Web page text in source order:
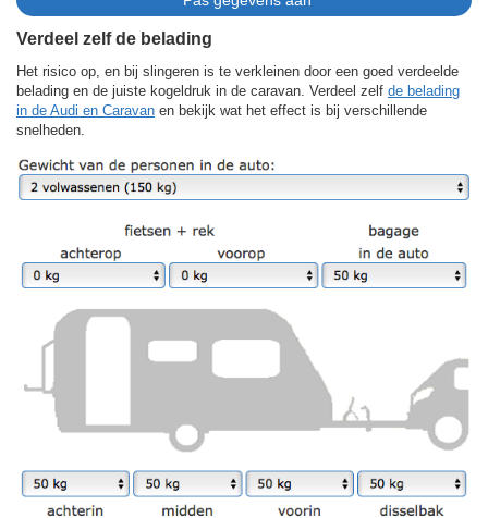
Verdeel zelf de belading
Het risico op, en bij slingeren is te verkleinen door een goed verdeelde
belading en de juiste kogeldruk in de caravan. Verdeel zelf de belading
in de Audi en Caravan en bekijk wat het effect is bij verschillende
snelheden.